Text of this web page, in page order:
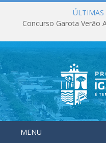
ÚLTIMAS
Concurso Garota Verão
MENU